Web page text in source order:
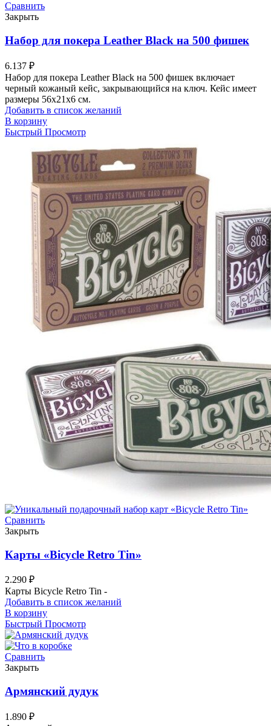
Сравнить
Закрыть
Набор для покера Leather Black на 500 фишек
6.137 ₽
Набор для покера Leather Black на 500 фишек включает
черный кожаный кейс, закрывающийся на ключ. Кейс имеет
размеры 56х21х6 см.
Добавить в список желаний
В корзину
Быстрый Просмотр
Сравнить
Закрыть
Карты «Bicycle Retro Tin»
2.290 ₽
Карты Bicycle Retro Tin -
Добавить в список желаний
В корзину
Быстрый Просмотр
Сравнить
Закрыть
Армянский дудук
1.890 ₽